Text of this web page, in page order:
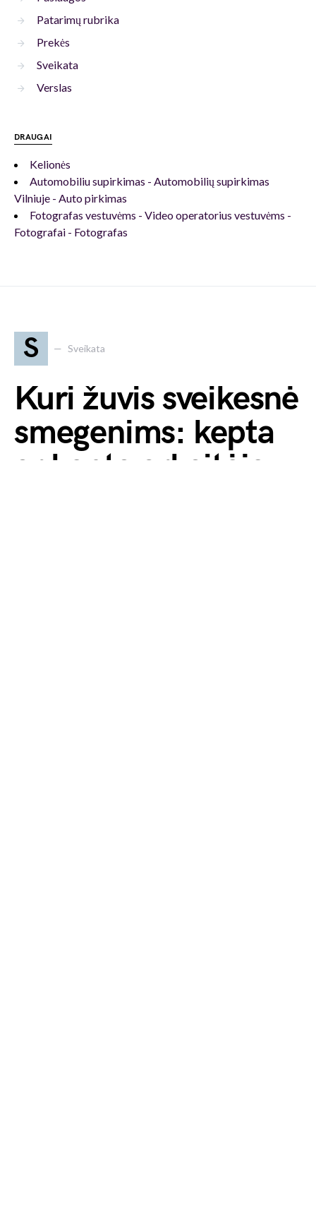
Patarimų rubrika
Prekės
Sveikata
Verslas
DRAUGAI
Kelionės
Automobiliu supirkimas - Automobilių supirkimas
Vilniuje - Auto pirkimas
Fotografas vestuvėms - Video operatorius vestuvėms -
Fotografai - Fotografas
S Sveikata
Kuri žuvis sveikesnė
smegenims: kepta
ar kepta orkaitėje